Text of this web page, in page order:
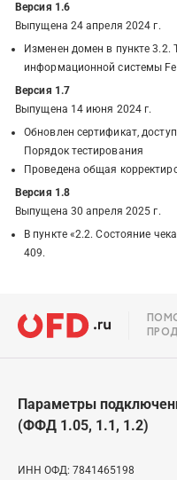
Версия 1.6
Выпущена 24 апреля 2024 г.
Изменен домен в пункте 3.2.
информационной системы
Версия 1.7
Выпущена 14 июня 2024 г.
Обновлен сертификат,
Порядок тестирования
Проведена общая
Версия 1.8
Выпущена 30 апреля 2025 г.
В пункте «2.2. Состояние
409.
Параметры
(ФФД 1.05, 1.1, 1.2)
ИНН ОФД: 7841465198